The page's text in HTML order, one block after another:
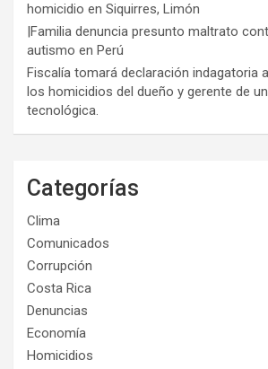
homicidio en Siquirres, Limón
|Familia denuncia presunto maltrato
autismo en Perú
Fiscalía tomará declaración indagatoria
los homicidios del dueño y gerente de
tecnológica.
Categorías
Clima
Comunicados
Corrupción
Costa Rica
Denuncias
Economía
Homicidios